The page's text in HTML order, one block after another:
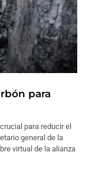
para
para reducir el
general de la
virtual de la alianza